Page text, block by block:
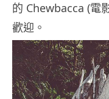
的 Chewbacca (電
歡迎。